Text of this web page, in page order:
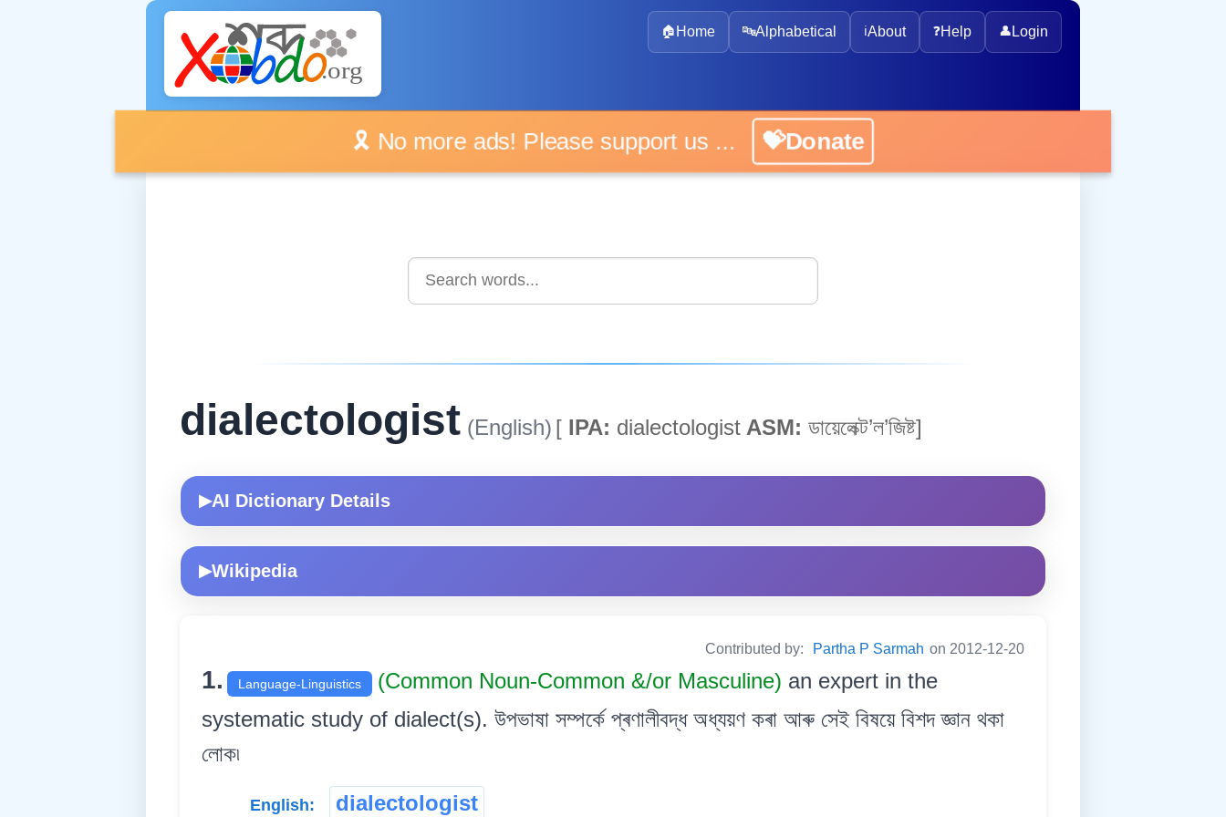
🏠 Home 🔤Alphabetical ℹ️About ❓Help 👤Login
🎗️ No more ads! Please support us ... 💝Donate
dialectologist (English) [ IPA: dialectologist ASM: ডায়েলেক্ট’ল’জিষ্ট]
▶AI Dictionary Details
▶Wikipedia
Contributed by: Partha P Sarmah on 2012-12-20
1. Language-Linguistics (Common Noun-Common &/or Masculine) an expert in the
systematic study of dialect(s). উপভাষা সম্পৰ্কে প্ৰণালীবদ্ধ অধ্যয়ণ কৰা আৰু সেই বিষয়ে বিশদ জ্ঞান থকা
লোক৷
English: dialectologist